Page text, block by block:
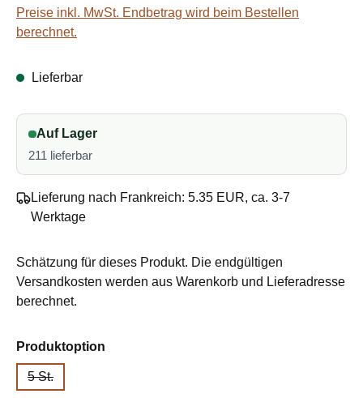
Preise inkl. MwSt. Endbetrag wird beim Bestellen
berechnet.
Lieferbar
Auf Lager
211 lieferbar
Lieferung nach Frankreich: 5.35 EUR, ca. 3-7
Werktage
Schätzung für dieses Produkt. Die endgültigen
Versandkosten werden aus Warenkorb und Lieferadresse
berechnet.
Produktoption
5 St.
(Diese Option ist zurzeit nicht verfügbar.)